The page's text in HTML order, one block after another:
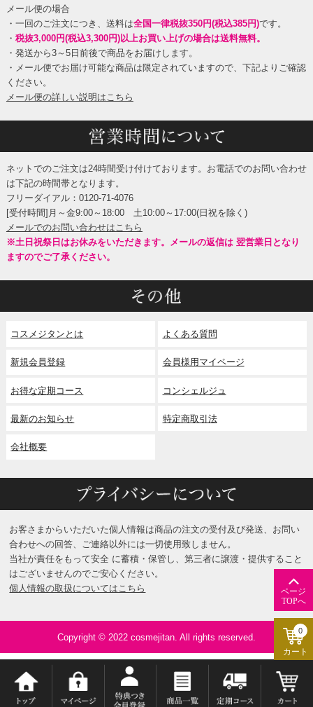
ページ
TOPへ
カート
0
メール便の場合
・一回のご注文につき、送料は全国一律税抜350円(税込385円)です。
・ 税抜3,000円(税込3,300円)以上お買い上げの場合は送料無料。
・発送から3～5日前後で商品をお届けします。
・メール便でお届け可能な商品は限定されていますので、下記よりご確認
ください。
メール便の詳しい説明はこちら
ネットでのご注文は24時間受け付けております。お電話でのお問い合わせ
は下記の時間帯となります。
フリーダイアル：0120-71-4076
[受付時間]月～金9:00～18:00 土10:00～17:00(日祝を除く)
メールでのお問い合わせはこちら
※土日祝祭日はお休みをいただきます。メールの返信は 翌営業日となり
ますのでご了承ください。
コスメジタンとは
新規会員登録
お得な定期コース
最新のお知らせ
会社概要
よくある質問
会員様用マイページ
コンシェルジュ
特定商取引法
お客さまからいただいた個人情報は商品の注文の受付及び発送、お問い
合わせへの回答、ご連絡以外には一切使用致しません。
当社が責任をもって安全 に蓄積・保管し、第三者に譲渡・提供すること
はございませんのでご安心ください。
個人情報の取扱についてはこちら
Copyright © 2022 cosmejitan. All rights reserved.